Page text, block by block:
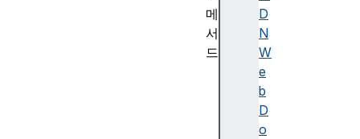
D
N
W
e
b
D
o
메
서
드